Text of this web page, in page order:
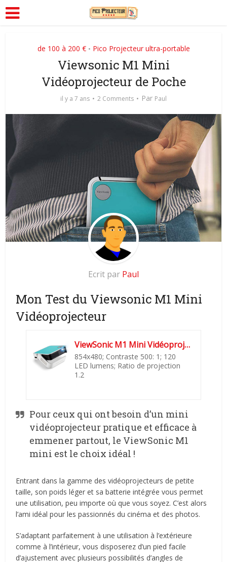
de 100 à 200 € • Pico Projecteur ultra-portable
Viewsonic M1 Mini
Vidéoprojecteur de Poche
il y a 7 ans 2 Comments Par Paul
Ecrit par Paul
Mon Test du Viewsonic M1 Mini
Vidéoprojecteur
ViewSonic M1 Mini Vidéoprojecteur de poche WVGA, 120 LED lumens...
854x480; Contraste 500: 1; 120
LED lumens; Ratio de projection
1.2
Pour ceux qui ont besoin d’un mini
vidéoprojecteur pratique et efficace à
emmener partout, le ViewSonic M1
mini est le choix idéal !
Entrant dans la gamme des vidéoprojecteurs de petite
taille, son poids léger et sa batterie intégrée vous permet
une utilisation, peu importe où que vous soyez. C’est alors
l’ami idéal pour les passionnés du cinéma et des photos.
S’adaptant parfaitement à une utilisation à l’extérieure
comme à l’intérieur, vous disposerez d’un pied facile
d’ajustement avec plusieurs possibilités d’angles de